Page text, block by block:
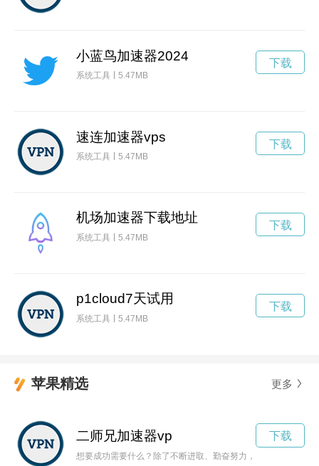
小蓝鸟加速器2024
系统工具 5.47MB
下载
速连加速器vps
系统工具 5.47MB
下载
机场加速器下载地址
系统工具 5.47MB
下载
p1cloud7天试用
系统工具 5.47MB
下载
苹果精选 更多
二师兄加速器vp
想要成功需要什么？除了不断进取、勤奋努力，还需要一款能
下载